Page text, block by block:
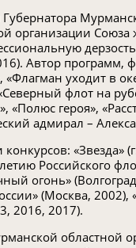
организации Союза
Автор
уходит в
флот на
героя»,
адмирал –
«Звезда»
Российского
огонь»
(Москва,
2016, 2017).
областной